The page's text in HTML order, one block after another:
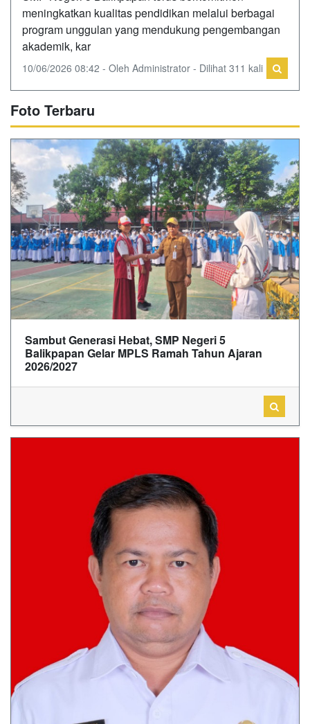
meningkatkan kualitas pendidikan melalui berbagai
program unggulan yang mendukung pengembangan
akademik, kar
10/06/2026 08:42 - Oleh Administrator - Dilihat 311 kali
Foto Terbaru
Sambut Generasi Hebat, SMP Negeri 5
Balikpapan Gelar MPLS Ramah Tahun Ajaran
2026/2027